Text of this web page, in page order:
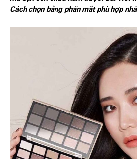
Cách chọn bảng phấn mắt phù hợp